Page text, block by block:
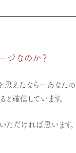
ジなのか？
思えたなら…あなたの
と確信しています。
ただければ思います。